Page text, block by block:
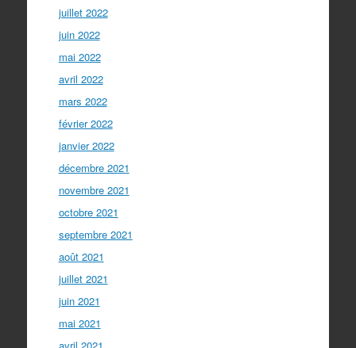
juillet 2022
juin 2022
mai 2022
avril 2022
mars 2022
février 2022
janvier 2022
décembre 2021
novembre 2021
octobre 2021
septembre 2021
août 2021
juillet 2021
juin 2021
mai 2021